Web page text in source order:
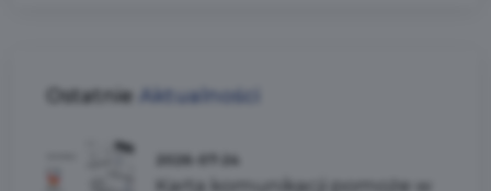
Ostatnie Aktualności
2026-07-24
Karta komunikacji pomoże w